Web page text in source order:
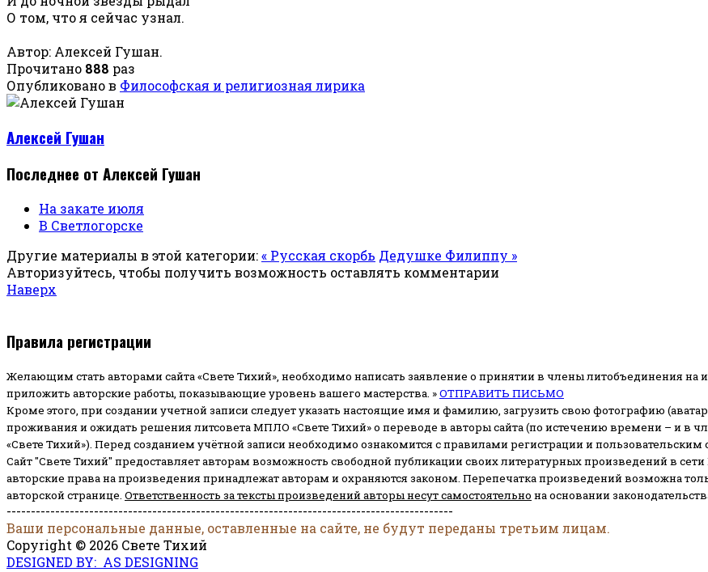
О том, что я сейчас узнал.
Автор: Алексей Гушан.
Прочитано 888 раз
Опубликовано в Философская и религиозная лирика
Алексей Гушан
Последнее от Алексей Гушан
На закате июля
В Светлогорске
Другие материалы в этой категории:« Русская скорбь Дедушке Филиппу »
Авторизуйтесь, чтобы получить возможность оставлять комментарии
Наверх
Правила регистрации
Желающим стать авторами сайта «Свете Тихий», необходимо написать заявление о принятии в члены литобъединения на
приложить авторские работы, показывающие уровень вашего мастерства. »ОТПРАВИТЬ ПИСЬМО
Кроме этого, при создании учетной записи следует указать настоящие имя и фамилию, загрузить свою фотографию
проживания и ожидать решения литсовета МПЛО «Свете Тихий» о переводе в авторы сайта (по истечению времени – и в
«Свете Тихий»). Перед созданием учётной записи необходимо ознакомится с правилами регистрации и
Сайт "Свете Тихий" предоставляет авторам возможность свободной публикации своих литературных произведений в
авторские права на произведения принадлежат авторам и охраняются законом. Перепечатка произведений возможна
авторской странице. Ответственность за тексты произведений авторы несут самостоятельно на основании
--------------------------------------------------------------------------------------------
Ваши персональные данные, оставленные на сайте, не будут переданы третьим лицам.
Copyright © 2026 Свете Тихий
DESIGNED BY: AS DESIGNING